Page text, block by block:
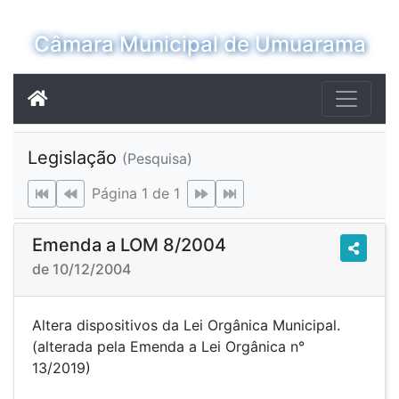
Câmara Municipal de Umuarama
Legislação (Pesquisa)
Página 1 de 1
Emenda a LOM 8/2004
de 10/12/2004
Altera dispositivos da Lei Orgânica Municipal.
(alterada pela Emenda a Lei Orgânica n°
13/2019)